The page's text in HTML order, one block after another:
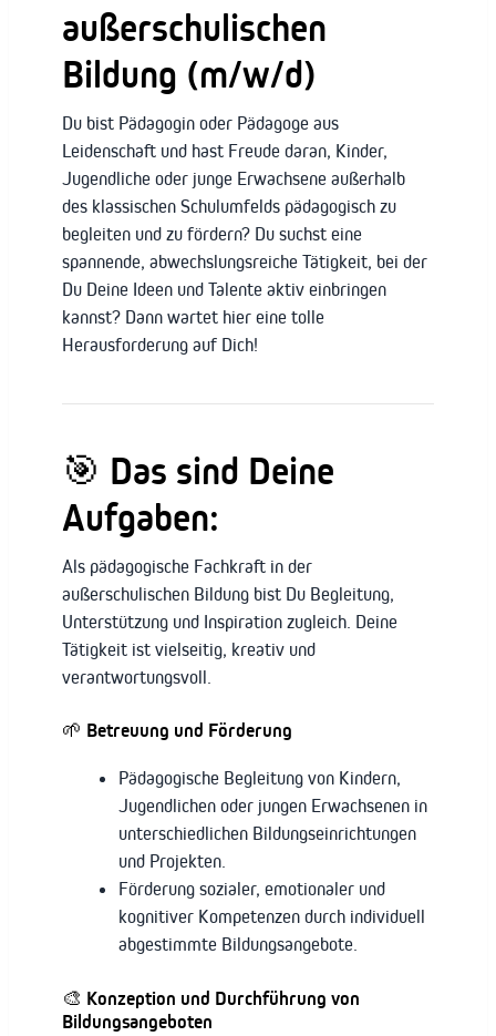
außerschulischen
Bildung (m/w/d)
Du bist Pädagogin oder Pädagoge aus
Leidenschaft und hast Freude daran, Kinder,
Jugendliche oder junge Erwachsene außerhalb
des klassischen Schulumfelds pädagogisch zu
begleiten und zu fördern? Du suchst eine
spannende, abwechslungsreiche Tätigkeit, bei der
Du Deine Ideen und Talente aktiv einbringen
kannst? Dann wartet hier eine tolle
Herausforderung auf Dich!
🎯 Das sind Deine
Aufgaben:
Als pädagogische Fachkraft in der
außerschulischen Bildung bist Du Begleitung,
Unterstützung und Inspiration zugleich. Deine
Tätigkeit ist vielseitig, kreativ und
verantwortungsvoll.
🌱 Betreuung und Förderung
Pädagogische Begleitung von Kindern,
Jugendlichen oder jungen Erwachsenen in
unterschiedlichen Bildungseinrichtungen
und Projekten.
Förderung sozialer, emotionaler und
kognitiver Kompetenzen durch individuell
abgestimmte Bildungsangebote.
🎨 Konzeption und Durchführung von
Bildungsangeboten